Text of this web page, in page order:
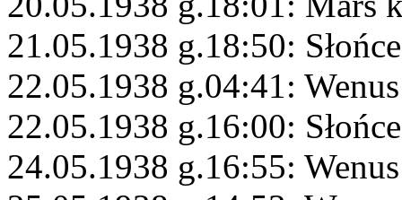
21.05.1938 g.18:50:
22.05.1938 g.04:41:
22.05.1938 g.16:00:
24.05.1938 g.16:55: